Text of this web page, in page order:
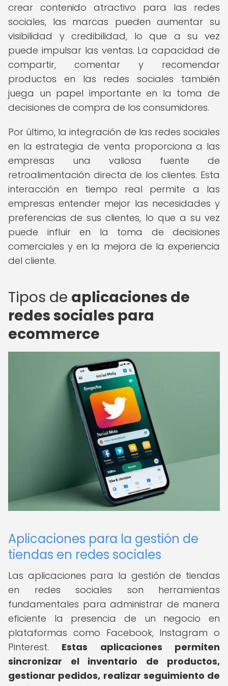
crear contenido atractivo para las redes
sociales, las marcas pueden aumentar su
visibilidad y credibilidad, lo que a su vez
puede impulsar las ventas. La capacidad de
compartir, comentar y recomendar
productos en las redes sociales también
juega un papel importante en la toma de
decisiones de compra de los consumidores.
Por último, la integración de las redes sociales
en la estrategia de venta proporciona a las
empresas una valiosa fuente de
retroalimentación directa de los clientes. Esta
interacción en tiempo real permite a las
empresas entender mejor las necesidades y
preferencias de sus clientes, lo que a su vez
puede influir en la toma de decisiones
comerciales y en la mejora de la experiencia
del cliente.
Tipos de aplicaciones de
redes sociales para
ecommerce
Aplicaciones para la gestión de
tiendas en redes sociales
Las aplicaciones para la gestión de tiendas
en redes sociales son herramientas
fundamentales para administrar de manera
eficiente la presencia de un negocio en
plataformas como Facebook, Instagram o
Pinterest. Estas aplicaciones permiten
sincronizar el inventario de productos,
gestionar pedidos, realizar seguimiento de